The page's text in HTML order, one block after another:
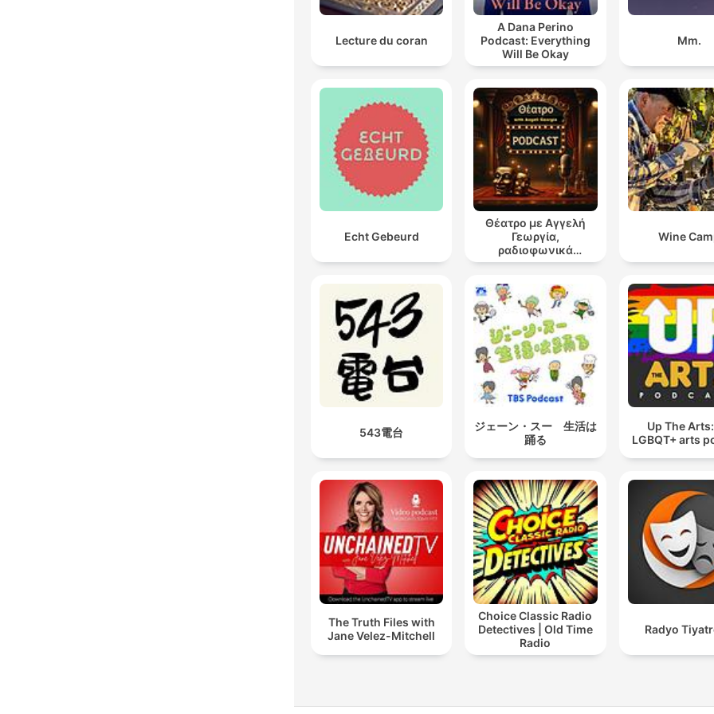
Lecture du coran
A Dana Perino
Podcast: Everything
Will Be Okay
Mm.
Echt Gebeurd
Θέατρο με Αγγελή
Γεωργία,
ραδιοφωνικά
θεατρικά έργα
Wine
543電台
ジェーン・スー 生活は
踊る
Up The
LGBQT+ arts
The Truth Files with
Jane Velez-Mitchell
Choice Classic Radio
Detectives | Old Time
Radio
Radyo